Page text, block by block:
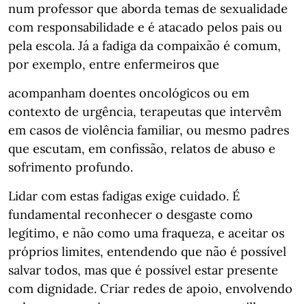
num professor que aborda temas de sexualidade
com responsabilidade e é atacado pelos pais ou
pela escola. Já a fadiga da compaixão é comum,
por exemplo, entre enfermeiros que
acompanham doentes oncológicos ou em
contexto de urgência, terapeutas que intervêm
em casos de violência familiar, ou mesmo padres
que escutam, em confissão, relatos de abuso e
sofrimento profundo.
Lidar com estas fadigas exige cuidado. É
fundamental reconhecer o desgaste como
legítimo, e não como uma fraqueza, e aceitar os
próprios limites, entendendo que não é possível
salvar todos, mas que é possível estar presente
com dignidade. Criar redes de apoio, envolvendo